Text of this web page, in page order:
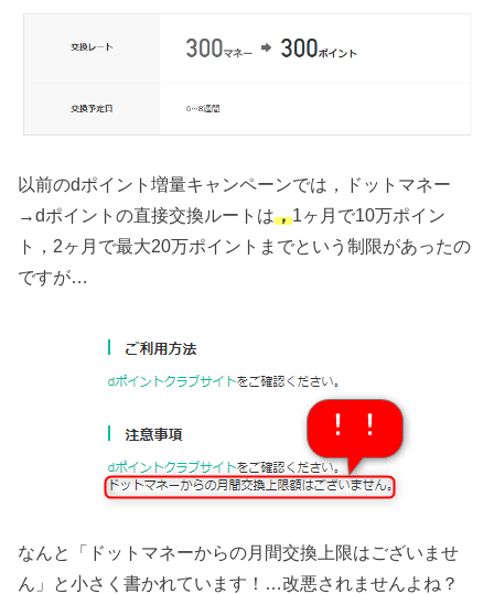
以前のdポイント増量キャンペーンでは，ドットマネー
→dポイントの直接交換ルートは，1ヶ月で10万ポイン
ト，2ヶ月で最大20万ポイントまでという制限があったの
ですが…
なんと「ドットマネーからの月間交換上限はございませ
ん」と小さく書かれています！…改悪されませんよね？